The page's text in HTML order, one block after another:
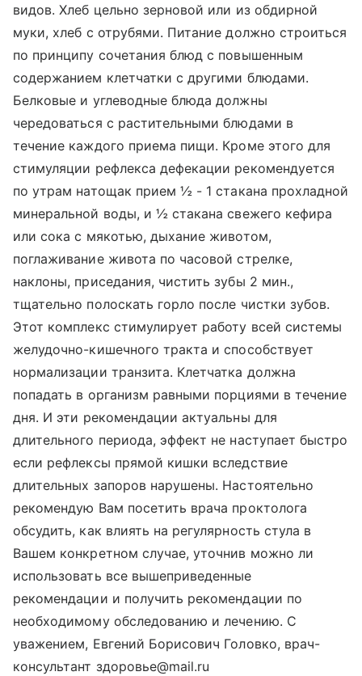
видов. Хлеб цельно зерновой или из обдирной
муки, хлеб с отрубями. Питание должно строиться
по принципу сочетания блюд с повышенным
содержанием клетчатки с другими блюдами.
Белковые и углеводные блюда должны
чередоваться с растительными блюдами в
течение каждого приема пищи. Кроме этого для
стимуляции рефлекса дефекации рекомендуется
по утрам натощак прием ½ - 1 стакана прохладной
минеральной воды, и ½ стакана свежего кефира
или сока с мякотью, дыхание животом,
поглаживание живота по часовой стрелке,
наклоны, приседания, чистить зубы 2 мин.,
тщательно полоскать горло после чистки зубов.
Этот комплекс стимулирует работу всей системы
желудочно-кишечного тракта и способствует
нормализации транзита. Клетчатка должна
попадать в организм равными порциями в течение
дня. И эти рекомендации актуальны для
длительного периода, эффект не наступает быстро
если рефлексы прямой кишки вследствие
длительных запоров нарушены. Настоятельно
рекомендую Вам посетить врача проктолога
обсудить, как влиять на регулярность стула в
Вашем конкретном случае, уточнив можно ли
использовать все вышеприведенные
рекомендации и получить рекомендации по
необходимому обследованию и лечению. С
уважением, Евгений Борисович Головко, врач-
консультант здоровье@mail.ru